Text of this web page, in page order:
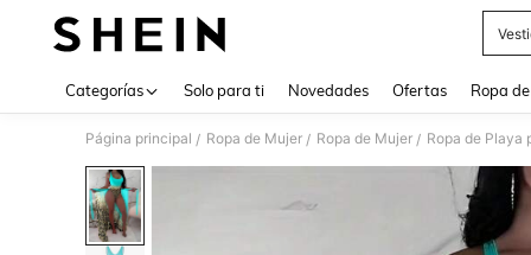
Categorías Solo para ti Novedades Ofertas Ropa
Página principal / Ropa de Mujer / Ropa de Mujer / Ropa de Playa